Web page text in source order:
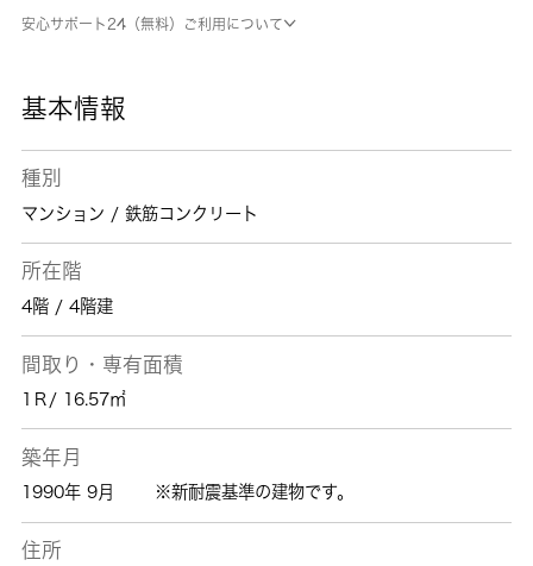
す。当社スタッフの豊富な経験から、住まい探
安心サポート24（無料）ご利用について
基本情報
種別
マンション / 鉄筋コンクリート
所在階
4階 / 4階建
間取り・専有面積
1Ｒ/ 16.57㎡
築年月
1990年 9月 ※新耐震基準の建物です。
住所